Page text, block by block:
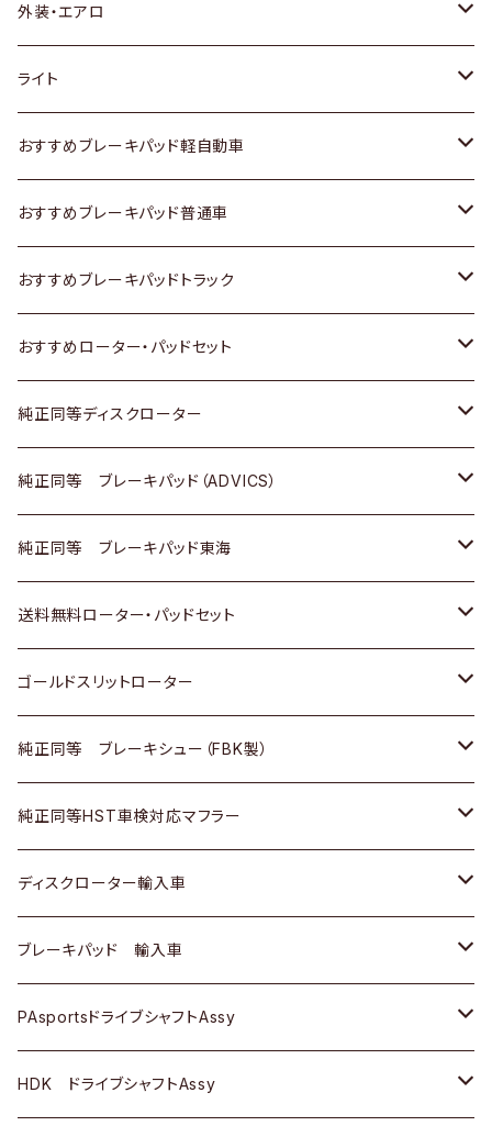
トヨタ
ホンダ
スズキ
日産
いすゞ
ダイハツ
マツダ
三菱
スバル
日野
三菱ふそう
ＢＭＷ
外装・エアロ
トヨタ
ホンダ
スズキ
日産
いすゞ
ダイハツ
マツダ
三菱
日野
三菱ふそう
ライト
トヨタ
スズキ
日産
いすゞ
ダイハツ
三菱
日野
三菱ふそう
その他
おすすめブレーキパッド軽自動車
トヨタ
ホンダ
スズキ
日産
ダイハツ
マツダ
三菱
スバル
おすすめブレーキパッド普通車
トヨタ
ホンダ
スズキ
日産
いすゞ
ダイハツ
マツダ
三菱
スバル
おすすめブレーキパッドトラック
トヨタ
日産
いすゞ
ダイハツ
マツダ
三菱
おすすめローター・パッドセット
トヨタ
ホンダ
スズキ
日産
ダイハツ
マツダ
三菱
スバル
純正同等ディスクローター
トヨタ
ホンダ
スズキ
日産
いすゞ
ダイハツ
マツダ
三菱
スバル
ＢＥＮＺ
純正同等 ブレーキパッド（ADVICS）
トヨタ
ホンダ
スズキ
日産
ダイハツ
マツダ
三菱
スバル
純正同等 ブレーキパッド東海
トヨタ
ホンダ
日産
いすゞ
ダイハツ
マツダ
三菱
スバル
送料無料ローター・パッドセット
トヨタ
ホンダ
スズキ
日産
ダイハツ
マツダ
三菱
ゴールドスリットローター
トヨタ
ホンダ
スズキ
日産
ダイハツ
マツダ
純正同等 ブレーキシュー（FBK製）
ホンダ
スズキ
日産
ダイハツ
マツダ
純正同等HST車検対応マフラー
トヨタ
ホンダ
スズキ
日産
ディスクローター輸入車
ＡＵＤＩ
ＢＥＮＺ
ＢＭＷ
ブレーキパッド 輸入車
ＢＥＮＺ
ＢＭＷ
PAsportsドライブシャフトAssy
トヨタ
HDK ドライブシャフトAssy